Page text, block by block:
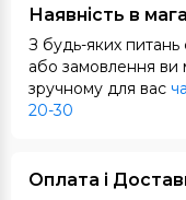
Наявність в
З будь-яких питань
або замовлення ви
зручному для вас
20-30
Оплата i